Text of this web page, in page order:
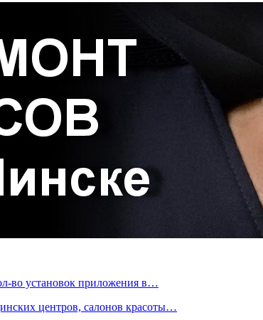
во установок приложения в…
центров, салонов красоты…